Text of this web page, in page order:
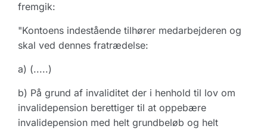
fremgik:
"Kontoens indestående tilhører medarbejderen og
skal ved dennes fratrædelse:
a) (.....)
b) På grund af invaliditet der i henhold til lov om
invalidepension berettiger til at oppebære
invalidepension med helt grundbeløb og helt